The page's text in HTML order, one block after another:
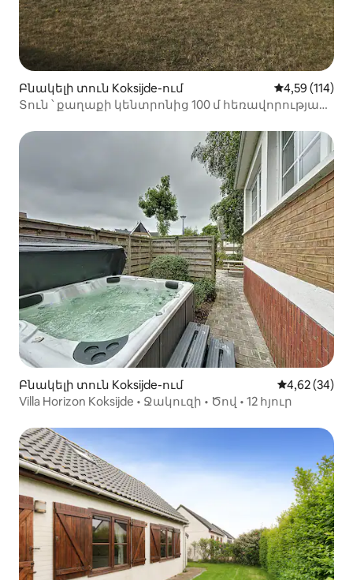
Բնակելի տուն Koksijde-ում Միջին
4,59 (114)
Տուն ՝ քաղաքի կենտրոնից 100 մ հեռավորության
Բնակելի տուն Koksijde-ում Միջին
4,62 (34)
Villa Horizon Koksijde • Ջակուզի • Ծով • 12 հյուր